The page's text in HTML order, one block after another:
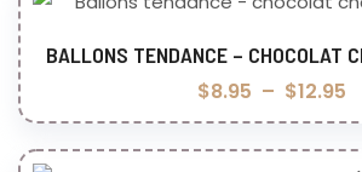
Choix des options
BALLONS TENDANCE – CHOCOLAT
$8.95 – $12.95